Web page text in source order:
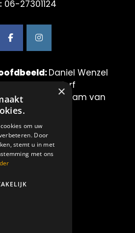
06-27301124
Daniel Wenzel
van der Werf
Mirjam van
Lei Fotografie
LINKS:
Amilia
×
om uw
Door
stemt u in met
met ons